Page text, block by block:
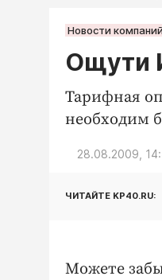
Новости компаний
Ощути
Тарифная
необходим
28.08.2009,
ЧИТАЙТЕ KP40.RU:
Можете